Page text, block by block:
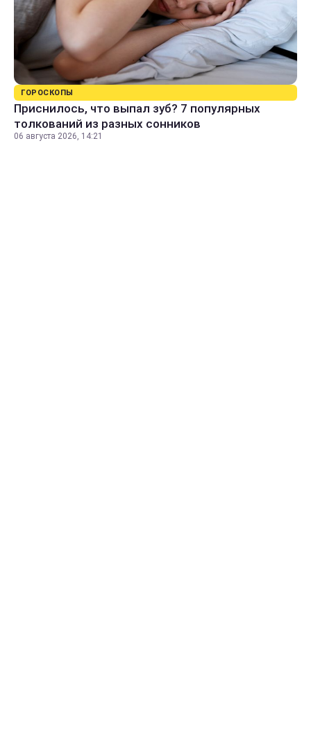
ГОРОСКОПЫ
Приснилось, что выпал зуб? 7 популярных
толкований из разных сонников
06 августа 2026, 14:21